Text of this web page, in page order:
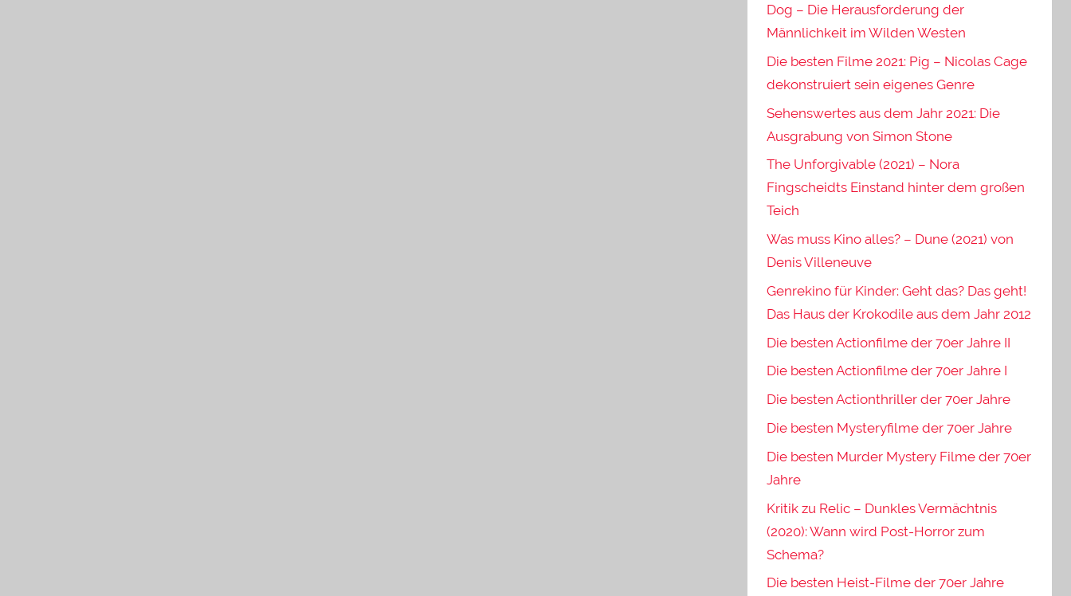
Dog – Die Herausforderung der
Männlichkeit im Wilden Westen
Die besten Filme 2021: Pig – Nicolas Cage
dekonstruiert sein eigenes Genre
Sehenswertes aus dem Jahr 2021: Die
Ausgrabung von Simon Stone
The Unforgivable (2021) – Nora
Fingscheidts Einstand hinter dem großen
Teich
Was muss Kino alles? – Dune (2021) von
Denis Villeneuve
Genrekino für Kinder: Geht das? Das geht!
Das Haus der Krokodile aus dem Jahr 2012
Die besten Actionfilme der 70er Jahre II
Die besten Actionfilme der 70er Jahre I
Die besten Actionthriller der 70er Jahre
Die besten Mysteryfilme der 70er Jahre
Die besten Murder Mystery Filme der 70er
Jahre
Kritik zu Relic – Dunkles Vermächtnis
(2020): Wann wird Post-Horror zum
Schema?
Die besten Heist-Filme der 70er Jahre